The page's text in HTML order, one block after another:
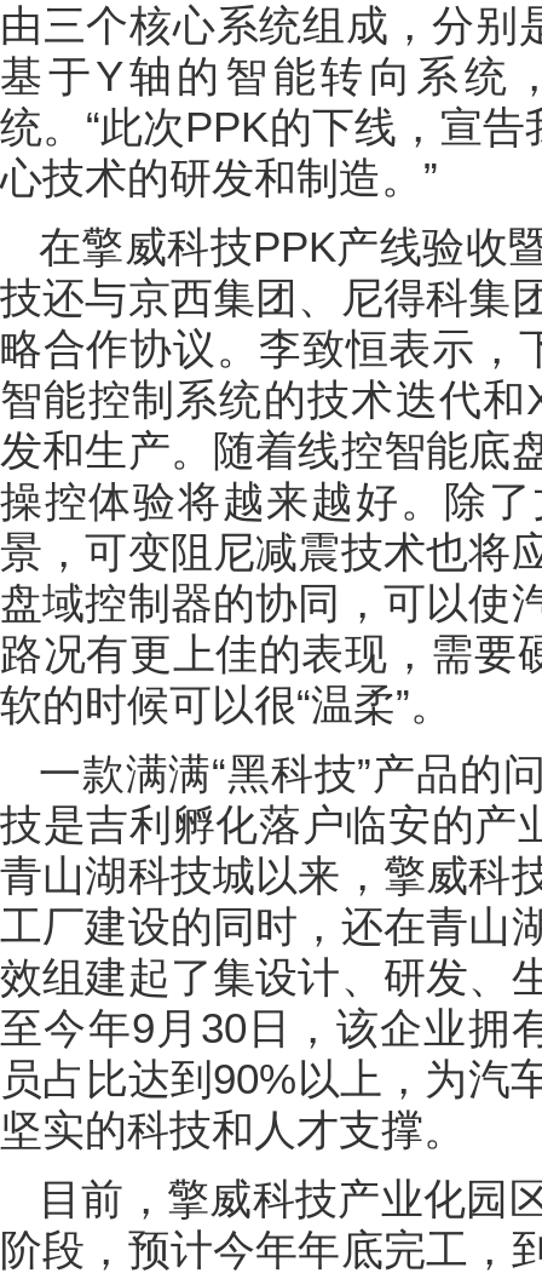
由三个核心系统组成，分别
基于Y轴的智能转向系统
统。“此次PPK的下线，宣
心技术的研发和制造。”
在擎威科技PPK产线验收
技还与京西集团、尼得科集
略合作协议。李致恒表示，
智能控制系统的技术迭代
发和生产。随着线控智能底
操控体验将越来越好。除
景，可变阻尼减震技术也将
盘域控制器的协同，可以使
路况有更上佳的表现，需要
软的时候可以很“温柔”。
一款满满“黑科技”产品的
技是吉利孵化落户临安的产
青山湖科技城以来，擎威科
工厂建设的同时，还在青山
效组建起了集设计、研发、
至今年9月30日，该企业拥
员占比达到90%以上，为汽
坚实的科技和人才支撑。
目前，擎威科技产业化园
阶段，预计今年年底完工，